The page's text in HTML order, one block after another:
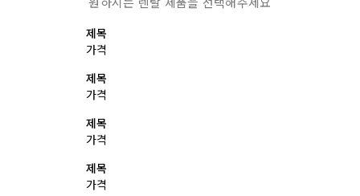
제목
가격
제목
가격
제목
가격
제목
가격